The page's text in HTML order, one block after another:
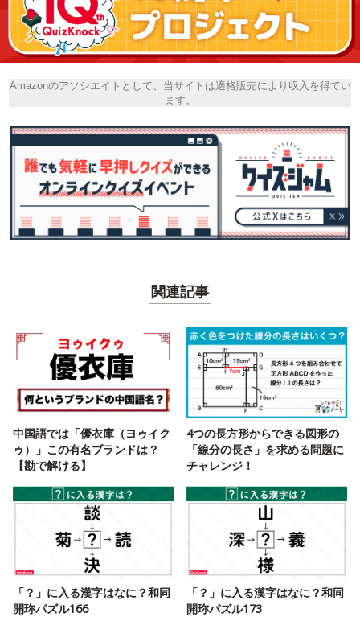
Amazonのアソシエイトとして、当サイトは適格販売により収入を得てい
ます。
関連記事
中国語では「優衣庫（ヨゥイク
ゥ）」この有名ブランドは？
【勘で解ける】
4つの長方形からできる図形の
「線分の長さ」を求める問題に
チャレンジ！
「？」に入る漢字はなに？和同
開珎パズル166
「？」に入る漢字はなに？和同
開珎パズル173